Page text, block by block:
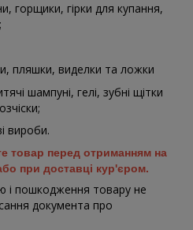
горщики, гірки для купання,
пляшки, виделки та ложки
шампуні, гелі, зубні щітки
вироби.
товар перед отриманням на
при доставці кур'єром.
і пошкодження товару не
документа про